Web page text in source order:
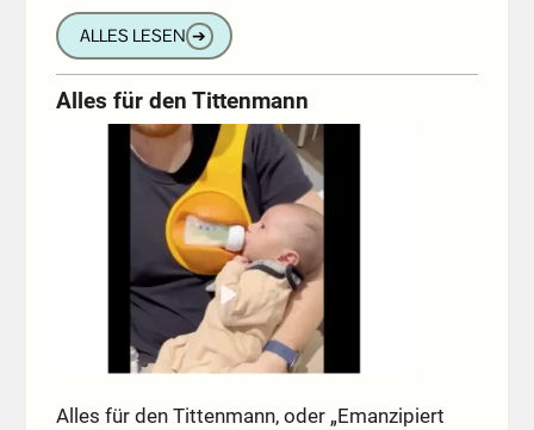
ALLES LESEN ➔
Alles für den Tittenmann
Alles für den Tittenmann, oder „Emanzipiert